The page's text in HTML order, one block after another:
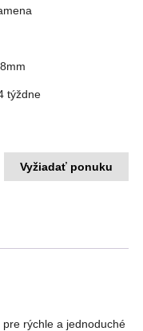
týždne
Vyžiadať ponuku
rýchle a jednoduché